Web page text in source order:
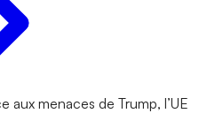
aux menaces de Trump, l’UE